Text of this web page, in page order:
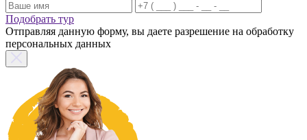
Подобрать тур
Отправляя данную форму, вы даете разрешение на обработку
персональных данных